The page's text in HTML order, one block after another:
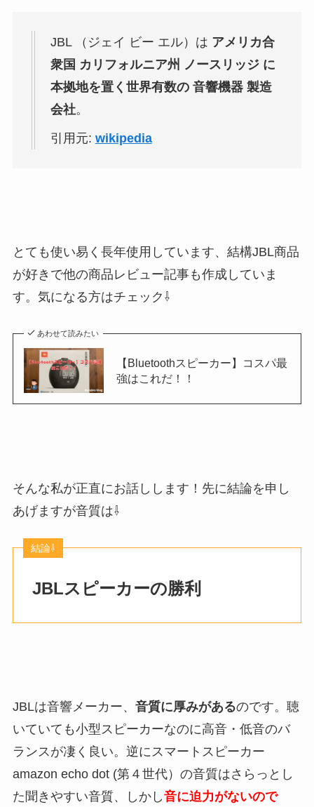
JBL （ジェイ ビー エル）は アメリカ合
衆国 カリフォルニア州 ノースリッジ に
本拠地を置く世界有数の 音響機器 製造
会社。
引用元: wikipedia
とても使い易く長年使用しています、結構JBL商品
が好きで他の商品レビュー記事も作成していま
す。気になる方はチェック⇩
あわせて読みたい
【Bluetoothスピーカー】コスパ最
強はこれだ！！
そんな私が正直にお話しします！先に結論を申し
あげますが音質は⇩
JBLスピーカーの勝利
JBLは音響メーカー、 音質に厚みがあるのです。聴
いていても小型スピーカーなのに高音・低音のバ
ランスが凄く良い。逆にスマートスピーカー
amazon echo dot (第４世代）の音質はさらっとし
た聞きやすい音質、しかし音に迫力がないので